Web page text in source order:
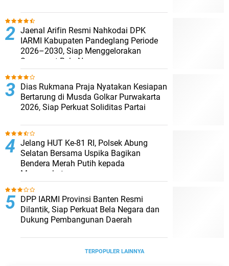
Jaenal Arifin Resmi Nahkodai DPK
IARMI Kabupaten Pandeglang Periode
2026–2030, Siap Menggelorakan
Semangat Bela Negara
Dias Rukmana Praja Nyatakan Kesiapan
Bertarung di Musda Golkar Purwakarta
2026, Siap Perkuat Soliditas Partai
Jelang HUT Ke-81 RI, Polsek Abung
Selatan Bersama Uspika Bagikan
Bendera Merah Putih kepada
Masyarakat
DPP IARMI Provinsi Banten Resmi
Dilantik, Siap Perkuat Bela Negara dan
Dukung Pembangunan Daerah
TERPOPULER LAINNYA